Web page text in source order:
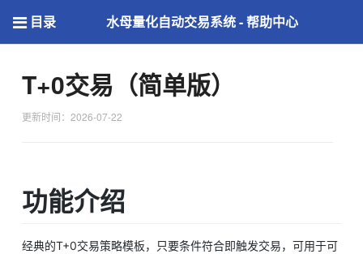
目录 水母量化自动交易系统 - 帮助中心
T+0交易（简单版）
更新时间：2026-07-22
功能介绍
经典的T+0交易策略模板，只要条件符合即触发交易，可用于可